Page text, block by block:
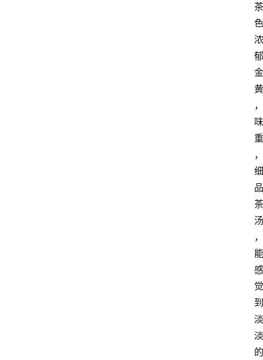
茶
色
浓
郁
金
黄
，
味
重
，
细
品
茶
汤
，
能
感
觉
到
淡
淡
的